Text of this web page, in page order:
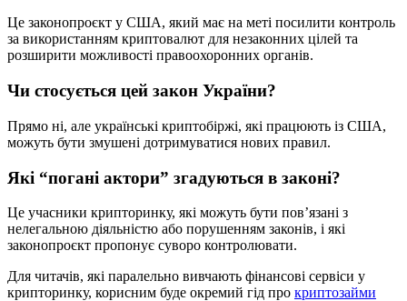
Це законопроєкт у США, який має на меті посилити контроль
за використанням криптовалют для незаконних цілей та
розширити можливості правоохоронних органів.
Чи стосується цей закон України?
Прямо ні, але українські криптобіржі, які працюють із США,
можуть бути змушені дотримуватися нових правил.
Які “погані актори” згадуються в законі?
Це учасники крипторинку, які можуть бути пов’язані з
нелегальною діяльністю або порушенням законів, і які
законопроєкт пропонує суворо контролювати.
Для читачів, які паралельно вивчають фінансові сервіси у
крипторинку, корисним буде окремий гід про криптозайми